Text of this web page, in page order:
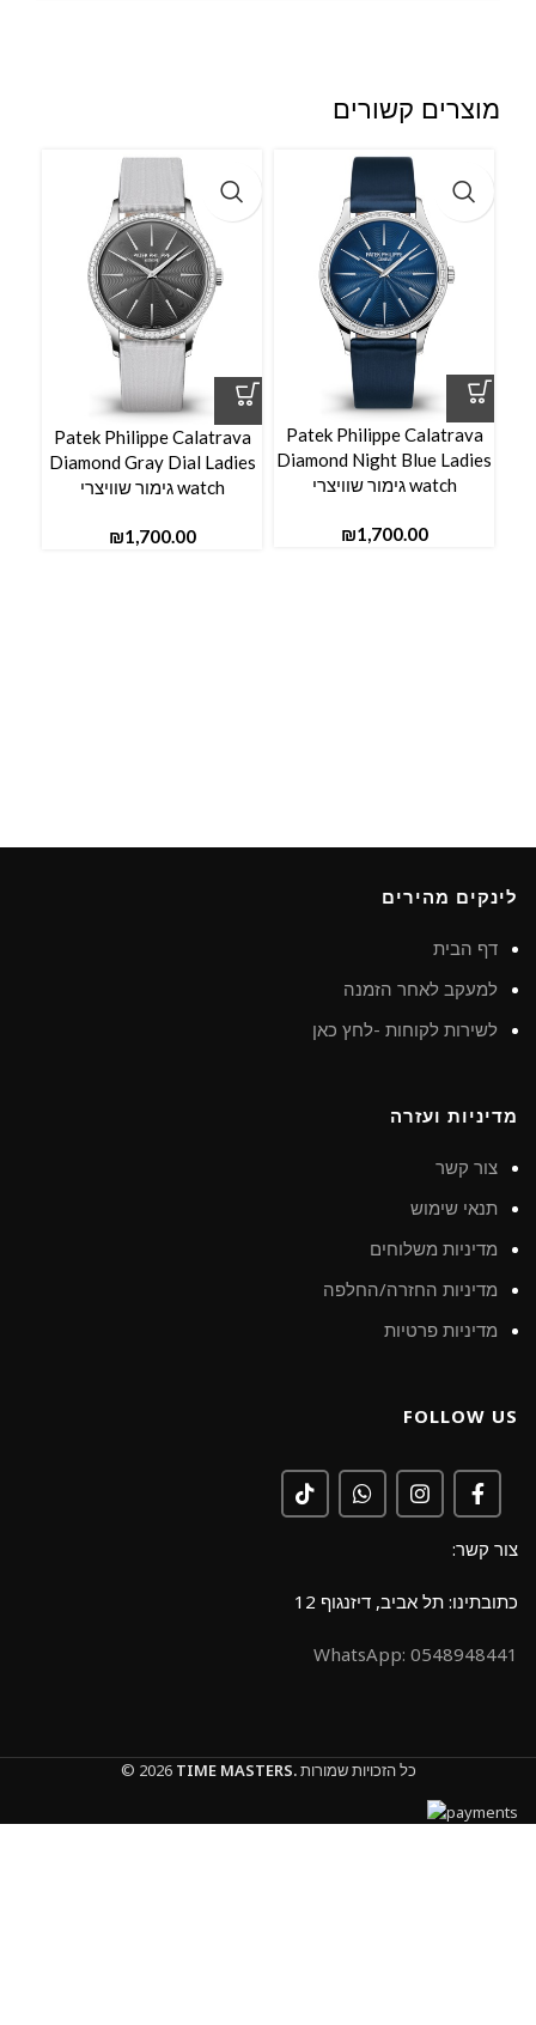
מוצרים קשורים
Patek Philippe Calatrava
Diamond Night Blue Ladies
watch גימור שוויצרי
₪
Patek Philippe Calatrava
Diamond Gray Dial Ladies
watch גימור שוויצרי
₪
לינקים מהירים
דף הבית
למעקב לאחר הזמנה
לשירות לקוחות -לחץ כאן
מדיניות ועזרה
צור קשר
תנאי שימוש
מדיניות משלוחים
מדיניות החזרה/החלפה
מדיניות פרטיות
FOLLOW US
צור קשר:
כתובתינו: תל אביב, דיזנגוף 12
0548948441 :WhatsApp
© 2026 TIME MASTERS.כל הזכויות שמורות